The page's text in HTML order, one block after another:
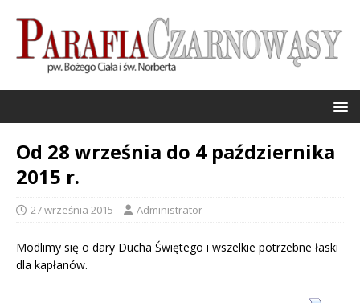
Od 28 września do 4 października
2015 r.
27 września 2015 Administrator
Modlimy się o dary Ducha Świętego i wszelkie potrzebne łaski
dla kapłanów.